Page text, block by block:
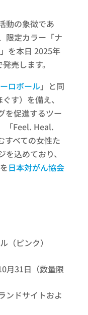
動の象徴であ
限定カラー「ナ
を本日 2025年
売します。
ロボール」と同
す）を備え、
を促進するツー
「Feel. Heal.
べての女性た
込めており、
日本対がん協会
（ピンク）
月31日（数量限
ンドサイトおよ